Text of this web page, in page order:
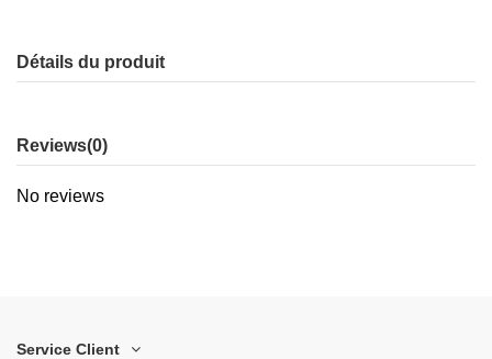
Détails du produit
Reviews(0)
No reviews
Service Client